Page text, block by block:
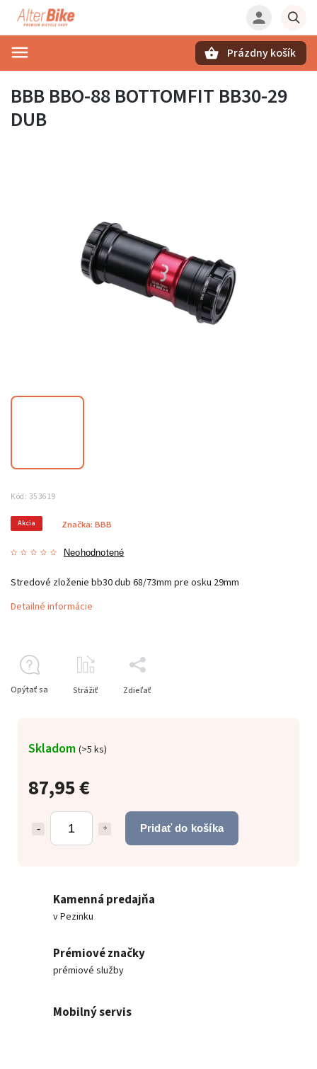
Prázdny košík
BBB BBO-88 BOTTOMFIT BB30-29
DUB
Kód: 353619
Akcia
Neohodnotené
Značka: BBB
87,95 €
Pridať do košíka
Skladom (>5 ks)
Stredové zloženie bb30 dub 68/73mm pre osku 29mm
Detailné informácie
Opýtať sa Strážiť Zdieľať
Kamenná predajňa
v Pezinku
Prémiové značky
prémiové služby
Mobilný servis